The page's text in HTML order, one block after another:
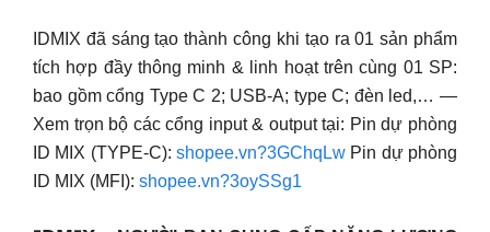
IDMIX đã sáng tạo thành công khi tạo ra 01 sản phẩm
tích hợp đầy thông minh & linh hoạt trên cùng 01 SP:
bao gồm cổng Type C 2; USB-A; type C; đèn led,… —
Xem trọn bộ các cổng input & output tại: Pin dự phòng
ID MIX (TYPE-C): shopee.vn?3GChqLw Pin dự phòng
ID MIX (MFI): shopee.vn?3oySSg1